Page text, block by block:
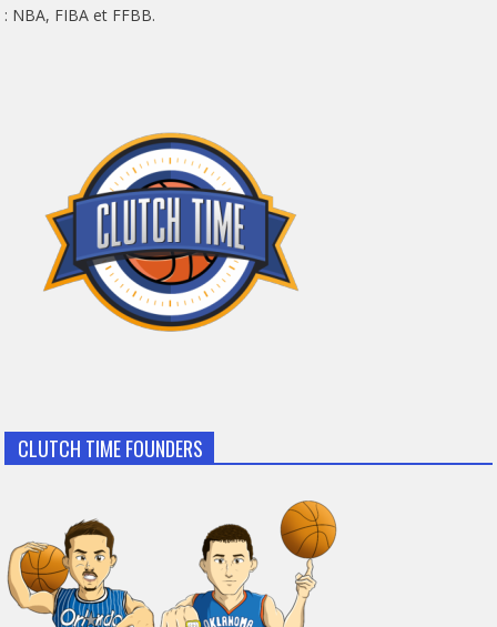
: NBA, FIBA et FFBB.
CLUTCH TIME FOUNDERS